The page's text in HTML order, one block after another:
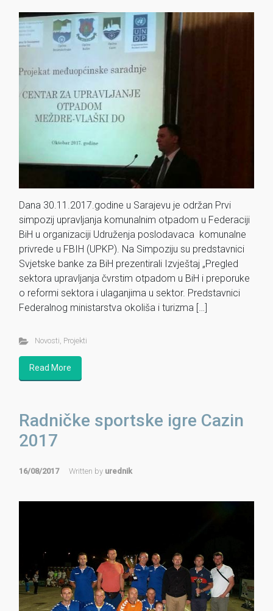
Dana 30.11.2017.godine u Sarajevu je održan Prvi
simpozij upravljanja komunalnim otpadom u Federaciji
BiH u organizaciji Udruženja poslodavaca komunalne
privrede u FBIH (UPKP). Na Simpoziju su predstavnici
Svjetske banke za BiH prezentirali Izvještaj „Pregled
sektora upravljanja čvrstim otpadom u BiH i preporuke
o reformi sektora i ulaganjima u sektor. Predstavnici
Federalnog ministarstva okoliša i turizma […]
Novosti, Projekti
Read More
Radničke sportske igre Cazin
2017
16/08/2017 Written by urednik